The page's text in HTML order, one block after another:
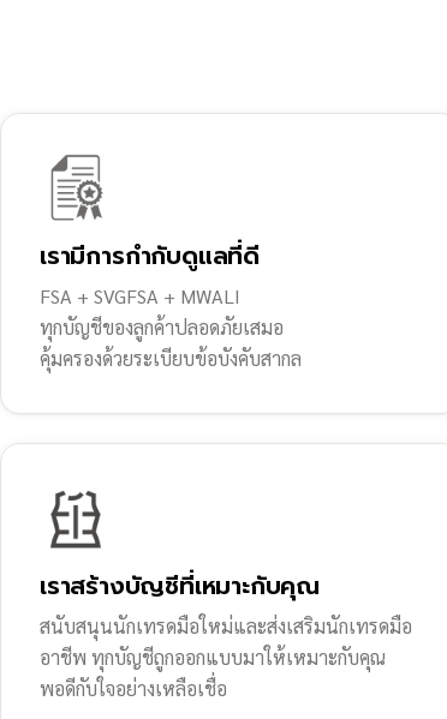
เรามีการกำกับดูแลที่ดี
FSA + SVGFSA + MWALI
ทุกบัญชีของลูกค้าปลอดภัยเสมอ
คุ้มครองด้วยระเบียบข้อบังคับสากล
เราสร้างบัญชีที่เหมาะกับคุณ
สนับสนุนนักเทรดมือใหม่และส่งเสริมนักเทรดมือ
อาชีพ ทุกบัญชีถูกออกแบบมาให้เหมาะกับคุณ
พอดีกับใจอย่างเหลือเชื่อ